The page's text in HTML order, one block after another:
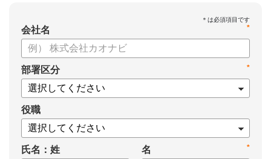
こちらの資料では、
・1on1とは何か？
・1on1の基本的なやり方
・ 1on1 の基本アジェンダと質問例
についてまとめましたので、ぜひお役立てください。
*
会社名
*
部署区分
役職
氏名：姓 *
名